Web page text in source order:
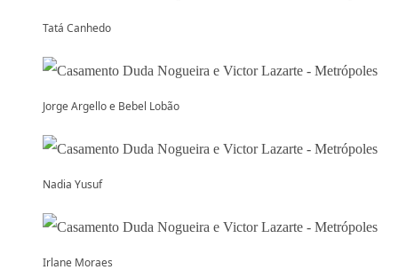
Tatá Canhedo
Jorge Argello e Bebel Lobão
Nadia Yusuf
Irlane Moraes